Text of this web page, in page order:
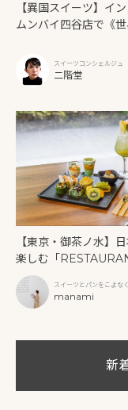
【異国スイーツ】イ
ムンバイ四谷店で《
ー》を味わうスイーツコンシェルジュ
二階堂
【東京・御茶ノ水】
楽しむ「
9 OCHANOMIZU」
フタヌーンティーと
ームソーダ
スイーツとパンをこよな
グラファー
manami
新